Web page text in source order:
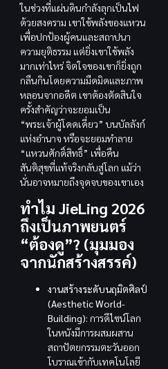
ในช่วงที่แผ่นดินกำลังลุกเป็นไฟ
ด้วยสงคราม เขาใช้พลังของแหวน
เพื่อปกป้องผู้คนและสถาปนา
ความยุติธรรม แต่ยิ่งเขาใช้พลัง
มากเท่าไหร่ จิตใจของเขาก็ยิ่งถูก
กลืนกินโดยความมืดมิดและภาพ
หลอนจากอดีต เขาต้องตัดสินใจ
ครั้งสำคัญว่าจะยอมเป็น
“พระเจ้าผู้โดดเดี่ยว” บนบัลลังก์
แห่งอำนาจ หรือจะยอมทำลาย
“แหวนศักดิ์สิทธิ์” เพื่อคืน
สันติสุขที่แท้จริงกลับสู่โลก แม้ว่า
นั่นอาจหมายถึงจุดจบของเขาเอง
ทำไม JieLing 2026
ถึงเป็นภาพยนตร์
“ต้องดู”? (มุมมอง
จากนักสร้างสรรค์)
งานสร้างระดับนฤมิตศิลป์
(Aesthetic World-
Building): การดีไซน์โลก
ในหนังมีการผสมผสาน
สถาปัตยกรรมตะวันออก
โบราณเข้ากับเทคโนโลยี